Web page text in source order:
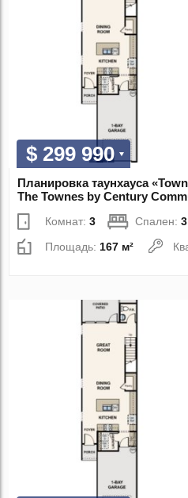
$ 299 990
Планировка таунхауса
The Townes by Century
Комнат:3 Спален:3
Площадь:167 м²